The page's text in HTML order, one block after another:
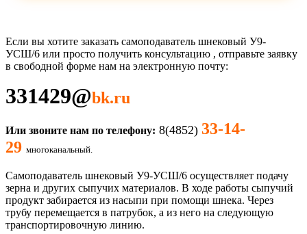
Если вы хотите заказать самоподаватель шнековый У9-
УСШ/6 или просто получить консультацию , отправьте заявку
в свободной форме нам на электронную почту:
331429@bk.ru
Или звоните нам по телефону: 8(4852) 33-14-
29 многоканальный.
Самоподаватель шнековый У9-УСШ/6 осуществляет подачу
зерна и других сыпучих материалов. В ходе работы сыпучий
продукт забирается из насыпи при помощи шнека. Через
трубу перемещается в патрубок, а из него на следующую
транспортировочную линию.